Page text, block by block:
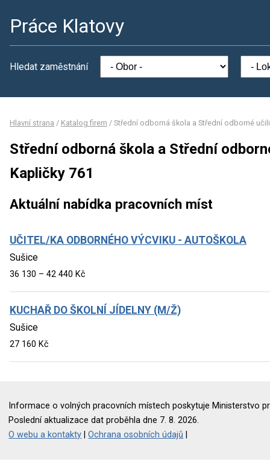
Práce Klatovy
Hledat zaměstnání
Hlavní strana / Katalog firem / Střední odborná škola a Střední odborné
Střední odborná škola a Střední
Kapličky 761
Aktuální nabídka pracovních míst
UČITEL/KA ODBORNÉHO VÝCVIKU - AUTOŠKOLA
Sušice
36 130 – 42 440 Kč
KUCHAŘ DO ŠKOLNÍ JÍDELNY (M/Ž)
Sušice
27 160 Kč
Informace o volných pracovních místech poskytuje Ministerstvo
Poslední aktualizace dat proběhla dne 7. 8. 2026.
O webu a kontakty |Ochrana osobních údajů